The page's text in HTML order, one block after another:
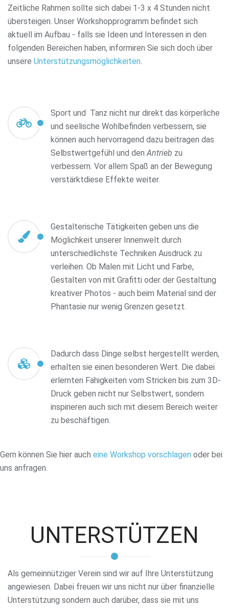
Zeitliche Rahmen sollte sich dabei 1-3 x 4 Stunden nicht
übersteigen. Unser Workshopprogramm befindet sich
aktuell im Aufbau - falls sie Ideen und Interessen in den
folgenden Bereichen haben, informiren Sie sich doch über
unsere Unterstützungsmöglichkeiten.
Sport und Tanz nicht nur direkt das körperliche
und seelische Wohlbefinden verbessern, sie
können auch hervorragend dazu beitragen das
Selbstwertgefühl und denAntrieb zu
verbessern. Vor allem Spaß an der Bewegung
verstärktdiese Effekte weiter.
Gestalterische Tätigkeiten geben uns die
Möglichkeit unserer Innenwelt durch
unterschiedlichste Techniken Ausdruck zu
verleihen. Ob Malen mit Licht und Farbe,
Gestalten von mit Grafitti oder der Gestaltung
kreativer Photos - auch beim Material sind der
Phantasie nur wenig Grenzen gesetzt.
Dadurch dass Dinge selbst hergestellt werden,
erhalten sie einen besonderen Wert. Die dabei
erlernten Fähigkeiten vom Stricken bis zum 3D-
Druck geben nicht nur Selbstwert, sondern
inspirieren auch sich mit diesem Bereich weiter
zu beschäftigen.
Gern können Sie hier auch eine Workshop vorschlagen oder bei
uns anfragen.
UNTERSTÜTZEN
Als gemeinnütziger Verein sind wir auf Ihre Unterstützung
angewiesen. Dabei freuen wir uns nicht nur über finanzielle
Unterstützung sondern auch darüber, dass sie mit uns